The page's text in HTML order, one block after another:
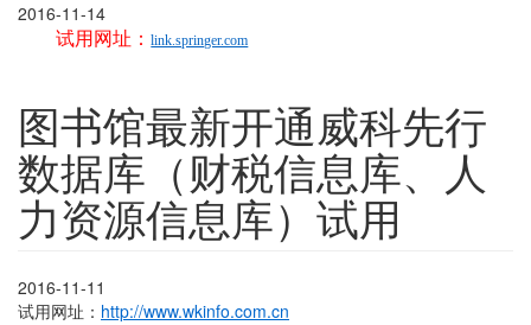
2016-11-14
试用网址：link.springer.com
图书馆最新开通威科先行
数据库（财税信息库、人
力资源信息库）试用
2016-11-11
试用网址： http://www.wkinfo.com.cn